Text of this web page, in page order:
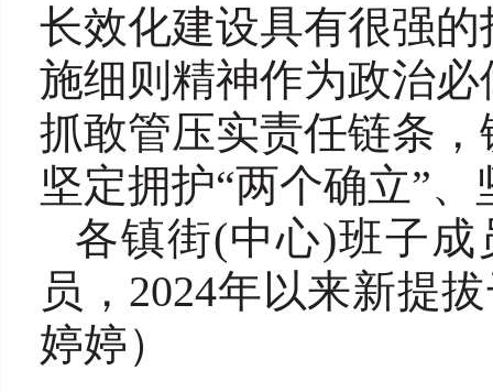
长效化建设具有很强
施细则精神作为政治
抓敢管压实责任链条
坚定拥护“两个确立”
各镇街(中心)班子成
员，2024年以来新提
婷婷）